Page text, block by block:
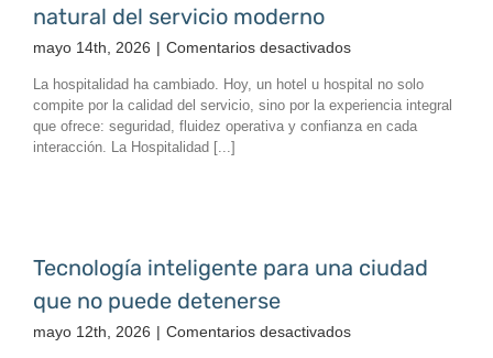
natural del servicio moderno
mayo 14th, 2026 | Comentarios desactivadosen
Inteligente:
La
La hospitalidad ha cambiado. Hoy, un hotel u hospital no solo
compite por la calidad del servicio, sino por la experiencia integral
que ofrece: seguridad, fluidez operativa y confianza en cada
interacción. La Hospitalidad [...]
Tecnología inteligente para una ciudad
que no puede detenerse
mayo 12th, 2026 | Comentarios desactivadosen